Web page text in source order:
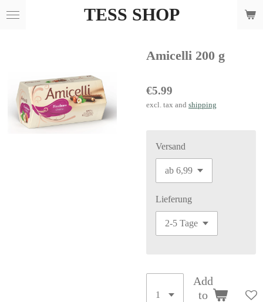
Skip
TESS SHOP
Amicelli 200 g
€5.99
excl. tax and shipping
Versand
Lieferung
Add
to